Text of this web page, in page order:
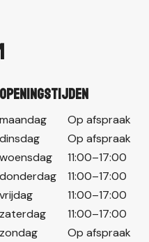
Openingstijden
maandag
Op afspraak
dinsdag
Op afspraak
woensdag
11:00–17:00
donderdag
11:00–17:00
vrijdag
11:00–17:00
zaterdag
11:00–17:00
zondag
Op afspraak